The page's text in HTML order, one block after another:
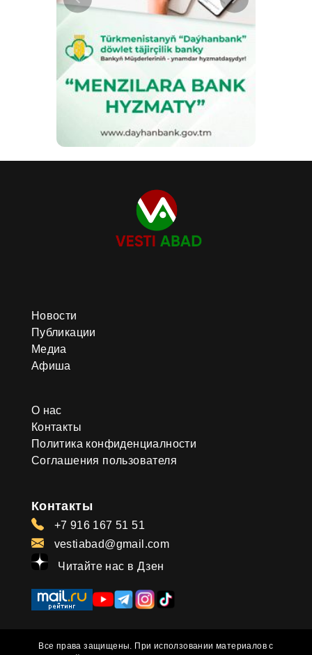
Новости
Публикации
Медиа
Афиша
О нас
Контакты
Политика конфиденциалности
Соглашения пользователя
Контакты
+7 916 167 51 51
vestiabad@gmail.com
Читайте нас в Дзен
Все права защищены. При исползовании материалов с